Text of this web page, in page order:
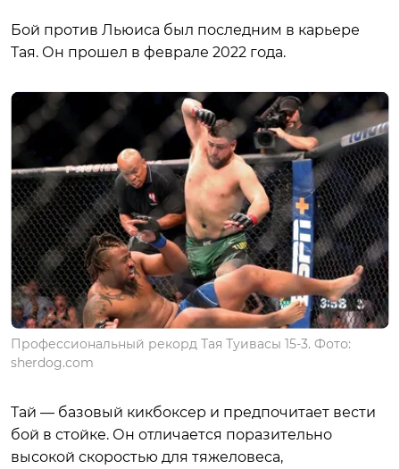
Бой против Льюиса был последним в карьере
Тая. Он прошел в феврале 2022 года.
Профессиональный рекорд Тая Туивасы 15-3. Фото:
sherdog.com
Тай — базовый кикбоксер и предпочитает вести
бой в стойке. Он отличается поразительно
высокой скоростью для тяжеловеса,